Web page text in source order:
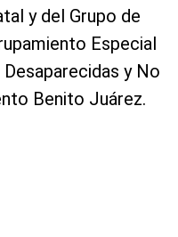
y del Grupo de
Especial
y No
Benito Juárez.